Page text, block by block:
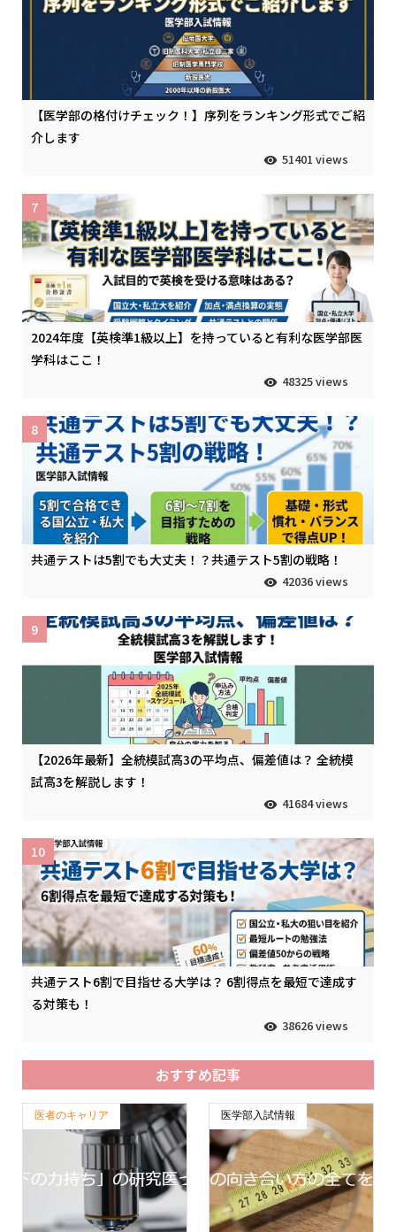
【医学部の格付けチェック！】序列をランキング形式でご紹
介します
51401 views
2024年度【英検準1級以上】を持っていると有利な医学部医
学科はここ！
48325 views
7
共通テストは5割でも大丈夫！？共通テスト5割の戦略！
42036 views
8
【2026年最新】全統模試高3の平均点、偏差値は？ 全統模
試高3を解説します！
41684 views
9
共通テスト6割で目指せる大学は？ 6割得点を最短で達成す
る対策も！
38626 views
10
おすすめ記事
医者のキャリア 医学部入試情報